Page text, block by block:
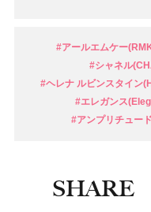
#アールエムケー
#シャネル
#ヘレナ ルビンスタイン
#エレガンス
#アンプリチュー
SHARE